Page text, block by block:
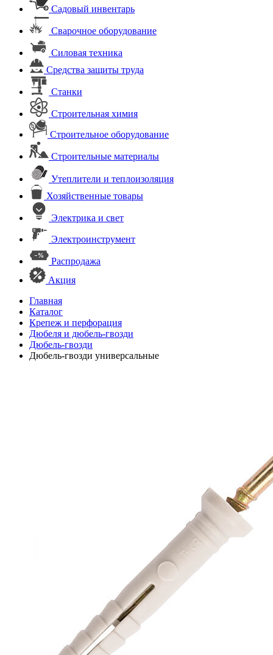
Садовый инвентарь
Сварочное оборудование
Силовая техника
Средства защиты труда
Станки
Строительная химия
Строительное оборудование
Строительные материалы
Утеплители и теплоизоляция
Хозяйственные товары
Электрика и свет
Электроинструмент
Распродажа
Акция
Главная
Каталог
Крепеж и перфорация
Дюбеля и дюбель-гвозди
Дюбель-гвозди
Дюбель-гвозди универсальные